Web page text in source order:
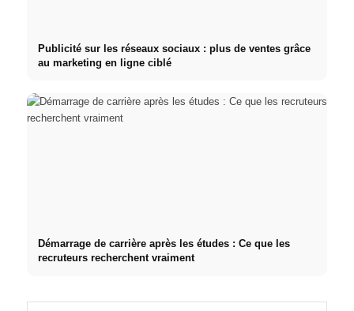
Publicité sur les réseaux sociaux : plus de ventes grâce
au marketing en ligne ciblé
Démarrage de carrière après les études : Ce que les
recruteurs recherchent vraiment